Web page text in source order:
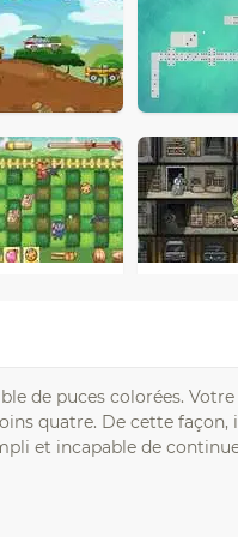
de puces colorées.
quatre. De cette
et incapable de